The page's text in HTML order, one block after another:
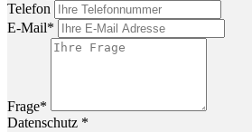
Telefon
E-Mail*
Frage*
Datenschutz *